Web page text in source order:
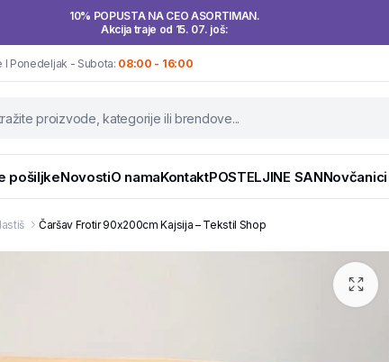
10% POPUSTA NA CEO ASORTIMAN.
Akcija traje od 15. 07. još:
I Ponedeljak - Subota: 08:00 - 16:00
pošiljkeNovostiO namaKontaktPOSTELJINE SANNovčanici
Čaršav Frotir 90x200cm Kajsija – Tekstil Shop